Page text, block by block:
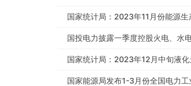
国家统计局：2023年11月份能源生
国投电力披露一季度控股火电、水
国家统计局：2023年12月中旬液
国家能源局发布1-3月份全国电力